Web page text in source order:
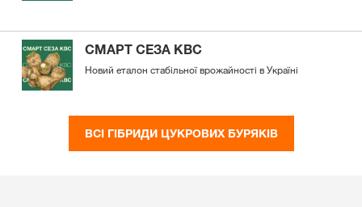
СМАРТ СЕЗА КВС
Новий еталон стабільної врожайності в Україні
ВСІ ГІБРИДИ ЦУКРОВИХ БУРЯКІВ